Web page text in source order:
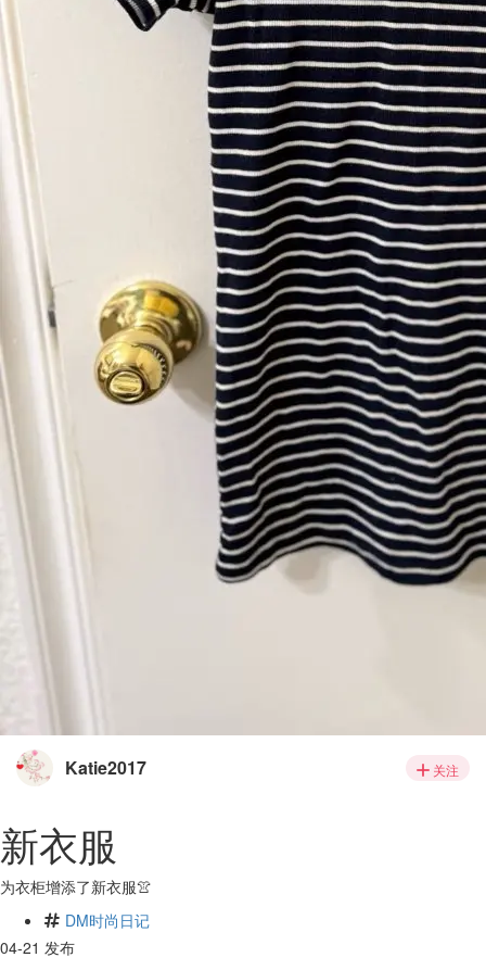
Katie2017 关注
新衣服
为衣柜增添了新衣服👚
DM时尚日记
04-21 发布